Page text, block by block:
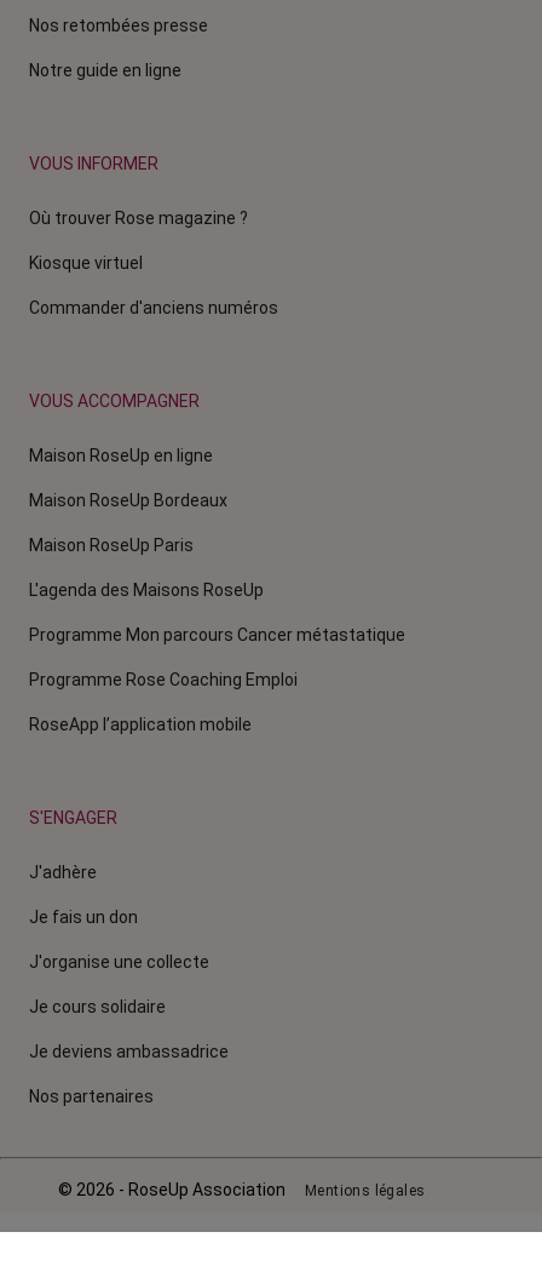
Nos retombées presse
Notre guide en ligne
VOUS INFORMER
Où trouver Rose magazine ?
Kiosque virtuel
Commander d'anciens numéros
VOUS ACCOMPAGNER
Maison RoseUp en ligne
Maison RoseUp Bordeaux
Maison RoseUp Paris
L'agenda des Maisons RoseUp
Programme Mon parcours Cancer métastatique
Programme Rose Coaching Emploi
RoseApp l’application mobile
S'ENGAGER
J'adhère
Je fais un don
J'organise une collecte
Je cours solidaire
Je deviens ambassadrice
Nos partenaires
© 2026 - RoseUp Association Mentions légales